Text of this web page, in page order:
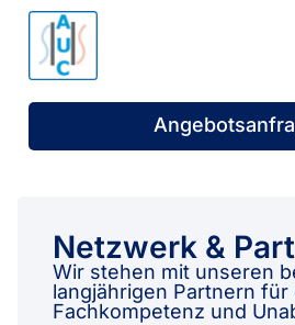
Netzwerk &
Wir stehen mit unseren
langjährigen Partnern für
Fachkompetenz und